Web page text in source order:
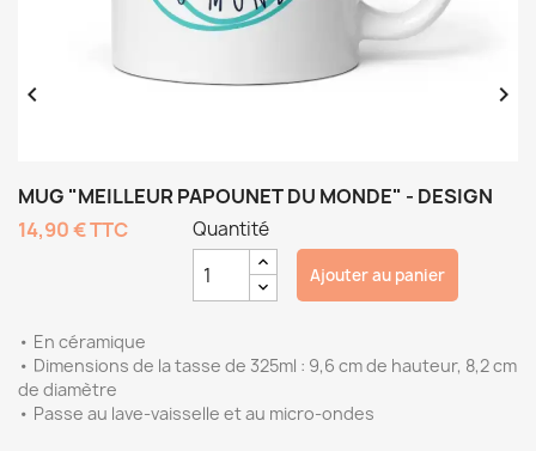
 
MUG "MEILLEUR PAPOUNET DU MONDE" - DESIGN
14,90 €TTC
• En céramique
• Dimensions de la tasse de 325ml : 9,6 cm de hauteur, 8,2 cm
de diamètre
• Passe au lave-vaisselle et au micro-ondes
Quantité
Ajouter au panier